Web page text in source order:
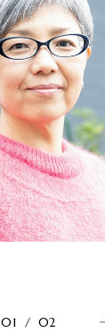
01 / 02